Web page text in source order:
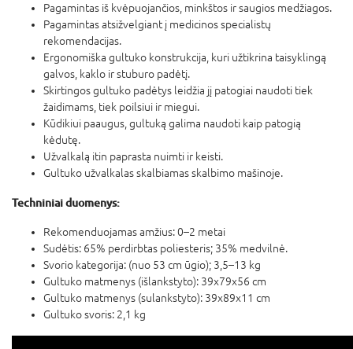
Pagamintas iš kvėpuojančios, minkštos ir saugios medžiagos.
Pagamintas atsižvelgiant į medicinos specialistų
rekomendacijas.
Ergonomiška gultuko konstrukcija, kuri užtikrina taisyklingą
galvos, kaklo ir stuburo padėtį.
Skirtingos gultuko padėtys leidžia jį patogiai naudoti tiek
žaidimams, tiek poilsiui ir miegui.
Kūdikiui paaugus, gultuką galima naudoti kaip patogią
kėdutę.
Užvalkalą itin paprasta nuimti ir keisti.
Gultuko užvalkalas skalbiamas skalbimo mašinoje.
Techniniai duomenys:
Rekomenduojamas amžius: 0–2 metai
Sudėtis: 65% perdirbtas poliesteris; 35% medvilnė.
Svorio kategorija: (nuo 53 cm ūgio); 3,5–13 kg
Gultuko matmenys (išlankstyto): 39x79x56 cm
Gultuko matmenys (sulankstyto): 39x89x11 cm
Gultuko svoris: 2,1 kg